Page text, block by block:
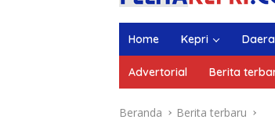
Home Kepri
Advertorial Berita
Beranda Berita terbaru